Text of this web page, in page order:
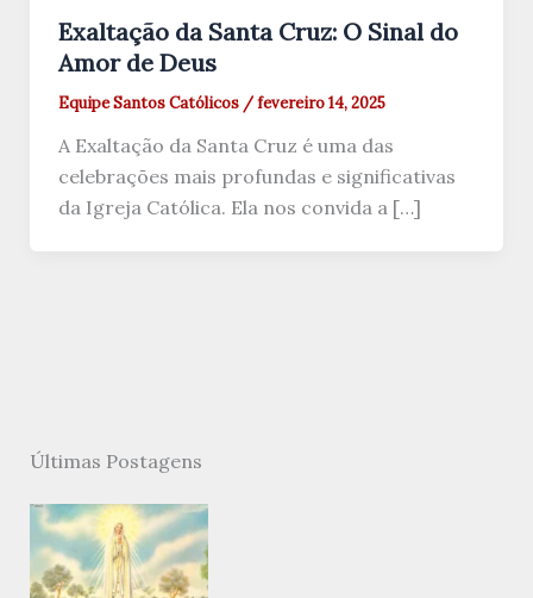
Exaltação da Santa Cruz: O Sinal do
Amor de Deus
Equipe Santos Católicos /fevereiro 14, 2025
A Exaltação da Santa Cruz é uma das
celebrações mais profundas e significativas
da Igreja Católica. Ela nos convida a […]
Últimas Postagens